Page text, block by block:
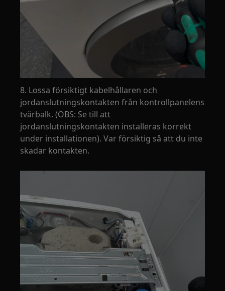
8. Lossa försiktigt kabelhållaren och
jordanslutningskontakten från kontrollpanelens
tvärbalk. (OBS: Se till att
jordanslutningskontakten installeras korrekt
under installationen). Var försiktig så att du inte
skadar kontakten.